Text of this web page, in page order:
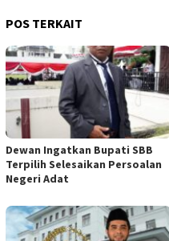
POS TERKAIT
Dewan Ingatkan Bupati SBB
Terpilih Selesaikan Persoalan
Negeri Adat